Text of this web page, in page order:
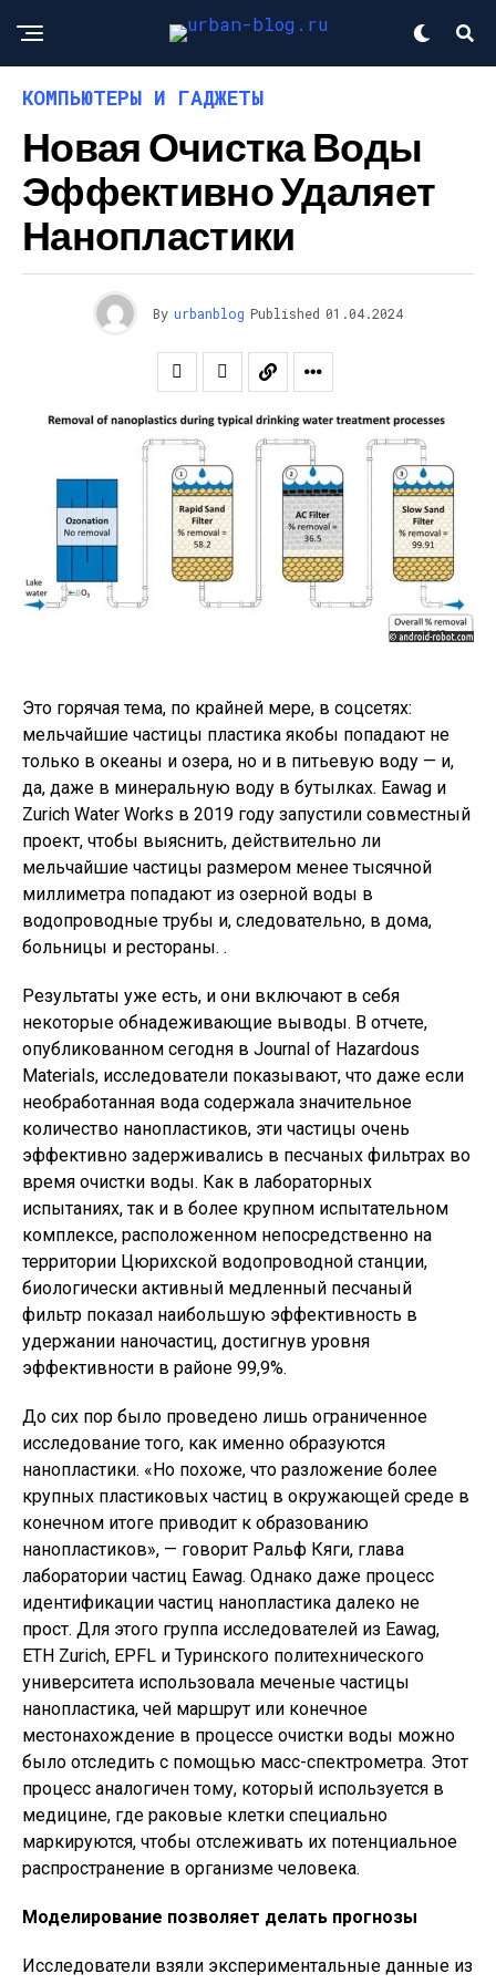
КОМПЬЮТЕРЫ И ГАДЖЕТЫ
Новая Очистка Воды
Эффективно Удаляет
Нанопластики
By urbanblog Published 01.04.2024
Это горячая тема, по крайней мере, в соцсетях:
мельчайшие частицы пластика якобы попадают не
только в океаны и озера, но и в питьевую воду — и,
да, даже в минеральную воду в бутылках. Eawag и
Zurich Water Works в 2019 году запустили совместный
проект, чтобы выяснить, действительно ли
мельчайшие частицы размером менее тысячной
миллиметра попадают из озерной воды в
водопроводные трубы и, следовательно, в дома,
больницы и рестораны. .
Результаты уже есть, и они включают в себя
некоторые обнадеживающие выводы. В отчете,
опубликованном сегодня в Journal of Hazardous
Materials, исследователи показывают, что даже если
необработанная вода содержала значительное
количество нанопластиков, эти частицы очень
эффективно задерживались в песчаных фильтрах во
время очистки воды. Как в лабораторных
испытаниях, так и в более крупном испытательном
комплексе, расположенном непосредственно на
территории Цюрихской водопроводной станции,
биологически активный медленный песчаный
фильтр показал наибольшую эффективность в
удержании наночастиц, достигнув уровня
эффективности в районе 99,9%.
До сих пор было проведено лишь ограниченное
исследование того, как именно образуются
нанопластики. «Но похоже, что разложение более
крупных пластиковых частиц в окружающей среде в
конечном итоге приводит к образованию
нанопластиков», — говорит Ральф Кяги, глава
лаборатории частиц Eawag. Однако даже процесс
идентификации частиц нанопластика далеко не
прост. Для этого группа исследователей из Eawag,
ETH Zurich, EPFL и Туринского политехнического
университета использовала меченые частицы
нанопластика, чей маршрут или конечное
местонахождение в процессе очистки воды можно
было отследить с помощью масс-спектрометра. Этот
процесс аналогичен тому, который используется в
медицине, где раковые клетки специально
маркируются, чтобы отслеживать их потенциальное
распространение в организме человека.
Моделирование позволяет делать прогнозы
Исследователи взяли экспериментальные данные из